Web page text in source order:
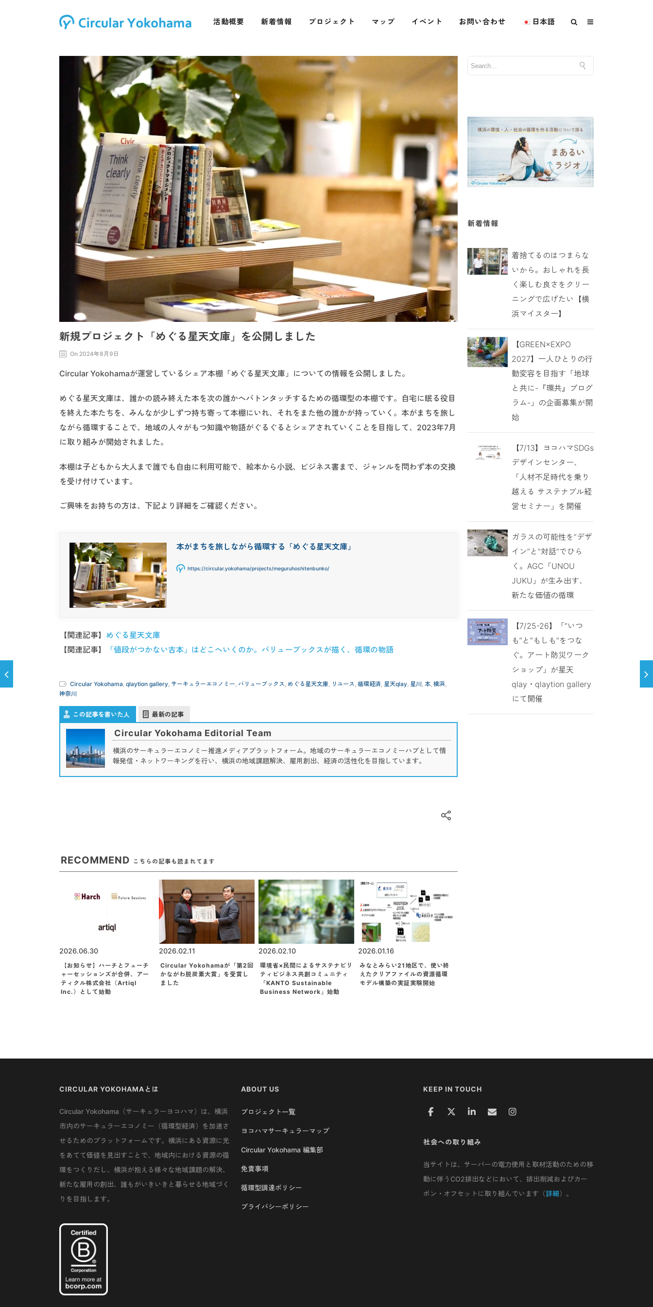
活動概要 新着情報 プロジェクト マップ イベント お問い合わせ 日本語
新規プロジェクト「めぐる星天文庫」を公開しました
On 2024年8月9日
Circular Yokohamaが運営しているシェア本棚「めぐる星天文庫」についての情報を公開しました。
めぐる星天文庫は、誰かの読み終えた本を次の誰かへバトンタッチするための循環型の本棚です。自宅に眠る役目
を終えた本たちを、みんなが少しずつ持ち寄って本棚にいれ、それをまた他の誰かが持っていく。本がまちを旅し
ながら循環することで、地域の人々がもつ知識や物語がぐるぐるとシェアされていくことを目指して、2023年7月
に取り組みが開始されました。
本棚は子どもから大人まで誰でも自由に利用可能で、絵本から小説、ビジネス書まで、ジャンルを問わず本の交換
を受け付けています。
ご興味をお持ちの方は、下記より詳細をご確認ください。
本がまちを旅しながら循環する「めぐる星天文庫」
https://circular.yokohama/projects/meguruhoshitenbunko/
【関連記事】 めぐる星天文庫
【関連記事】
「値段がつかない古本」はどこへいくのか。バリューブックスが描く、循環の物語
Circular Yokohama qlaytion gallery サーキュラーエコノミー バリューブックス めぐる星天文庫 リユース 循環経済 星天qlay 星川 本 横浜
神奈川
この記事を書いた人 最新の記事
Circular Yokohama Editorial Team
横浜のサーキュラーエコノミー推進メディアプラットフォーム。地域のサーキュラーエコノミーハブとして情
報発信・ネットワーキングを行い、横浜の地域課題解決、雇用創出、経済の活性化を目指しています。
RECOMMEND こちらの記事も読まれてます
2026.06.30
【お知らせ】ハーチとフューチ
ャーセッションズが合併、アー
ティクル株式会社（Artiql
Inc.）として始動
2026.02.11
Circular Yokohamaが「第2回
かながわ脱炭素大賞」を受賞し
ました
2026.02.10
環境省×民間によるサステナビリ
ティビジネス共創コミュニティ
「KANTO Sustainable
Business Network」始動
2026.01.16
みなとみらい21地区で、使い終
えたクリアファイルの資源循環
モデル構築の実証実験開始
新着情報
着捨てるのはつまらな
いから。おしゃれを長
く楽しむ良さをクリー
ニングで広げたい【横
浜マイスター】
【GREEN×EXPO
2027】一人ひとりの行
動変容を目指す「地球
と共に-『環共』プログ
ラム-」の企画募集が開
始
【7/13】ヨコハマSDGs
デザインセンター、
「人材不足時代を乗り
越える サステナブル経
営セミナー」を開催
ガラスの可能性を”デザ
イン”と”対話”でひら
く。AGC「UNOU
JUKU」が生み出す、
新たな価値の循環
【7/25-26】「”いつ
も”と”もしも”をつな
ぐ。アート防災ワーク
ショップ」が星天
qlay・qlaytion gallery
にて開催
CIRCULAR YOKOHAMAとは
Circular Yokohama（サーキュラーヨコハマ）は、横浜
市内のサーキュラーエコノミー（循環型経済）を加速さ
せるためのプラットフォームです。横浜にある資源に光
をあてて価値を見出すことで、地域内における資源の循
環をつくりだし、横浜が抱える様々な地域課題の解決、
新たな雇用の創出、誰もがいきいきと暮らせる地域づく
りを目指します。
ABOUT US
プロジェクト一覧
ヨコハマサーキュラーマップ
Circular Yokohama 編集部
免責事項
循環型調達ポリシー
プライバシーポリシー
KEEP IN TOUCH
社会への取り組み
当サイトは、サーバーの電力使用と取材活動のための移
動に伴うCO2排出などにおいて、排出削減およびカー
ボン・オフセットに取り組んでいます（詳細）。